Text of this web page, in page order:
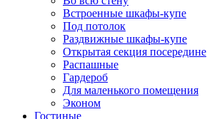
Встроенные шкафы-купе
Под потолок
Раздвижные шкафы-купе
Открытая секция посередине
Распашные
Гардероб
Для маленького помещения
Эконом
Гостиные